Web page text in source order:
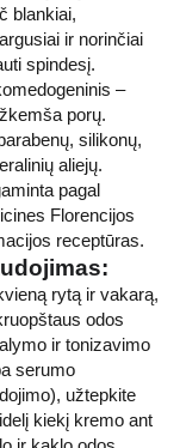
blankiai,
ir norinčiai
spindesį.
–
porų.
silikonų,
aliejų.
pagal
Florencijos
receptūras.
rytą ir vakarą,
odos
ir tonizavimo
serumo
užtepkite
kiekį kremo ant